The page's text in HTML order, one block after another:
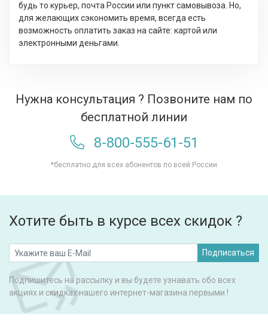
будь то курьер, почта России или пункт самовывоза. Но,
для желающих сэкономить время, всегда есть
возможность оплатить заказ на сайте: картой или
электронными деньгами.
Нужна консультация ? Позвоните нам по
бесплатной линии
8-800-555-61-51
*бесплатно для всех абонентов по всей России
Хотите быть в курсе всех скидок ?
Подписаться
Подпишитесь на рассылку и вы будете узнавать обо всех
акциях и скидках нашего интернет-магазина первыми !